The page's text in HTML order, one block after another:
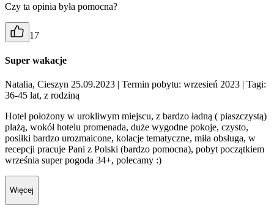
Czy ta opinia była pomocna?
17
Super wakacje
Natalia, Cieszyn 25.09.2023 | Termin pobytu: wrzesień 2023 | Tagi:
36-45 lat, z rodziną
Hotel położony w urokliwym miejscu, z bardzo ładną ( piaszczystą)
plażą, wokół hotelu promenada, duże wygodne pokoje, czysto,
posiłki bardzo urozmaicone, kolacje tematyczne, miła obsługa, w
recepcji pracuje Pani z Polski (bardzo pomocna), pobyt początkiem
września super pogoda 34+, polecamy :)
Więcej